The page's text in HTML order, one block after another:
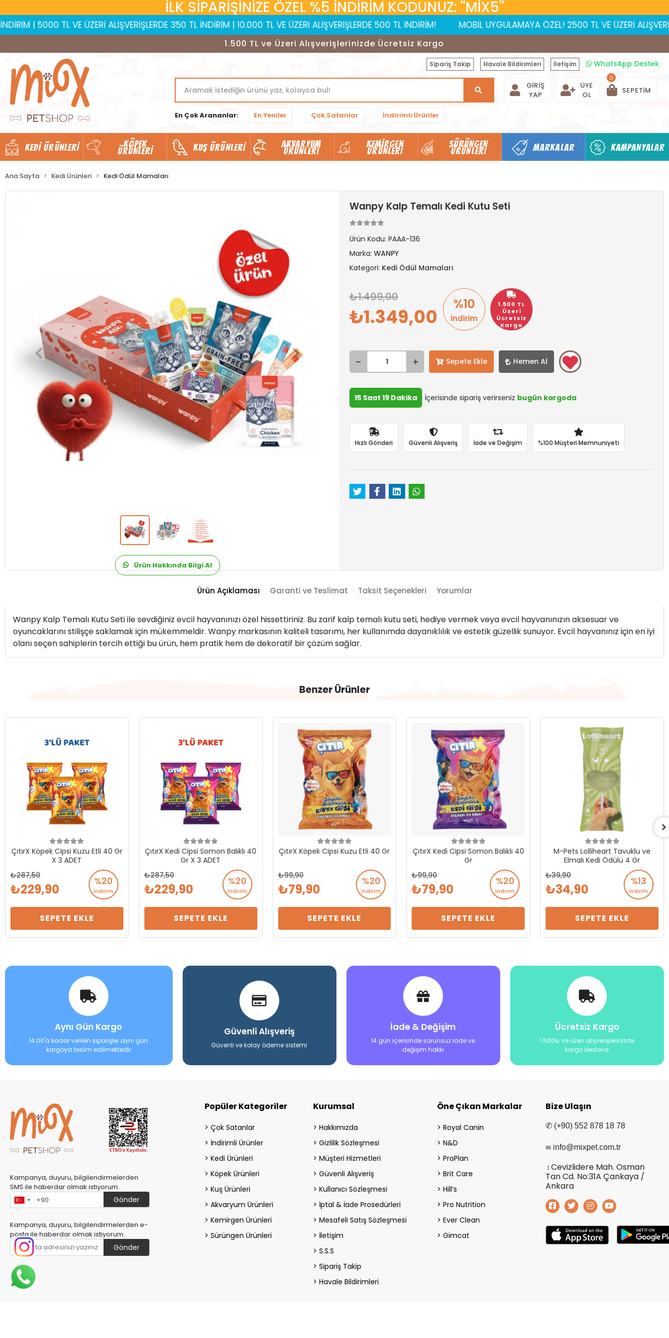
İLK SİPARİŞİNİZE ÖZEL %5 İNDİRİM KODUNUZ: ''MİX5''
TL VE ÜZERİ ALIŞVERİŞLERDE 350 TL İNDİRİM | 10.000 TL VE ÜZERİ ALIŞVERİŞLERDE 500 TL İNDİRİM! MOBİL UYGULAMAYA ÖZEL! 2500 TL VE ÜZERİ
1.500 TL ve Üzeri Alışverişlerinizde Ücretsiz Kargo
Sipariş Takip Havale Bildirimleri İletişim WhatsApp Destek
En Çok Arananlar: En Yeniler Çok Satanlar İndirimli Ürünler
GIRIŞ
YAP
ÜYE
OL
SEPETIM
0
KEDI ÜRÜNLERI KÖPEK
ÜRÜNLERI KUŞ ÜRÜNLERI AKVARYUM
ÜRÜNLERI
KEMIRGEN
ÜRÜNLERI
SÜRÜNGEN
ÜRÜNLERI MARKALAR KAMPANYALAR
Ana Sayfa Kedi Ürünleri Kedi Ödül Mamaları
Ürün Hakkında Bilgi Al
Wanpy Kalp Temalı Kedi Kutu Seti
Ürün Kodu: PAAA-136
Marka: WANPY
Kategori: Kedi Ödül Mamaları
1.500 TL
Üzeri
Ücretsiz
Kargo
%10
İndirim
1.499,00
1.349,00
Sepete Ekle Hemen Al
15 Saat 19 Dakika İçerisinde sipariş verirseniz bugün kargoda
Hızlı Gönderi Güvenli Alışveriş İade ve Değişim %100 Müşteri Memnuniyeti
Ürün Açıklaması Garanti ve Teslimat Taksit Seçenekleri Yorumlar
Wanpy Kalp Temalı Kutu Seti ile sevdiğiniz evcil hayvanınızı özel hissettiriniz. Bu zarif kalp temalı kutu seti, hediye vermek veya evcil hayvanınızın aksesuar ve
oyuncaklarını stilişçe saklamak için mükemmeldir. Wanpy markasının kaliteli tasarımı, her kullanımda dayanıklılık ve estetik güzellik sunuyor. Evcil hayvanınız için en iyi
olanı seçen sahiplerin tercih ettiği bu ürün, hem pratik hem de dekoratif bir çözüm sağlar.
Benzer Ürünler
ÇıtırX Köpek Cipsi Kuzu Etli 40 Gr
X 3 ADET
%20
İndirim
287,50
229,90
SEPETE EKLE
ÇıtırX Kedi Cipsi Somon Balıklı 40
Gr X 3 ADET
%20
İndirim
287,50
229,90
SEPETE EKLE
ÇıtırX Köpek Cipsi Kuzu Etli 40 Gr
%20
İndirim
99,90
79,90
SEPETE EKLE
ÇıtırX Kedi Cipsi Somon Balıklı 40
Gr
%20
İndirim
99,90
79,90
SEPETE EKLE
M-Pets Lolliheart Tavuklu ve
Elmalı Kedi Ödülü 4 Gr
%13
İndirim
39,90
34,90
SEPETE EKLE
Aynı Gün Kargo
14:00'a kadar verilen siparişler aynı gün
kargoya teslim edilmektedir
Güvenli Alışveriş
Güvenli ve kolay ödeme sistemi
İade & Değişim
14 gün içerisinde sorunsuz iade ve
değişim hakkı
Ücretsiz Kargo
1.500₺ ve üzeri alışverişlerinizde
kargo bedava
Kampanya, duyuru, bilgilendirmelerden
SMS ile haberdar olmak istiyorum.
Gönder
Kampanya, duyuru, bilgilendirmelerden e-
posta ile haberdar olmak istiyorum.
Gönder
Popüler Kategoriler
Çok Satanlar
İndirimli Ürünler
Kedi Ürünleri
Köpek Ürünleri
Kuş Ürünleri
Akvaryum Ürünleri
Kemirgen Ürünleri
Sürüngen Ürünleri
Kurumsal
Hakkımızda
Gizlilik Sözleşmesi
Müşteri Hizmetleri
Güvenli Alışveriş
Kullanıcı Sözleşmesi
İptal & İade Prosedürleri
Mesafeli Satış Sözleşmesi
İletişim
S.S.S
Sipariş Takip
Havale Bildirimleri
Öne Çıkan Markalar
Royal Canin
N&D
ProPlan
Brit Care
Hill’s
Pro Nutrition
Ever Clean
Gimcat
Bize Ulaşın
✆ (+90) 552 878 18 78
✉ info@mixpet.com.tr
⟟Cevizlidere Mah. Osman
Tan Cd. No:31A Çankaya /
Ankara